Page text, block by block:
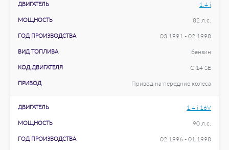
ДВИГАТЕЛЬ 1.4 i
МОЩНОСТЬ 82 л.с.
ГОД ПРОИЗВОДСТВА 03.1991 - 02.1998
ВИД ТОПЛИВА бензин
КОД ДВИГАТЕЛЯ C 14 SE
ПРИВОД Привод на передние колеса
ДВИГАТЕЛЬ 1.4 i 16V
МОЩНОСТЬ 90 л.с.
ГОД ПРОИЗВОДСТВА 02.1996 - 01.1998